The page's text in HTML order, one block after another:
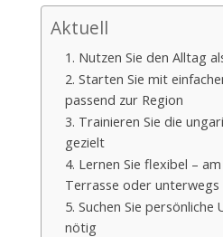
Aktuell
1. Nutzen Sie den Alltag
2. Starten Sie mit
passend zur Region
3. Trainieren Sie die
gezielt
4. Lernen Sie flexibel –
Terrasse oder unterwegs
5. Suchen Sie
nötig